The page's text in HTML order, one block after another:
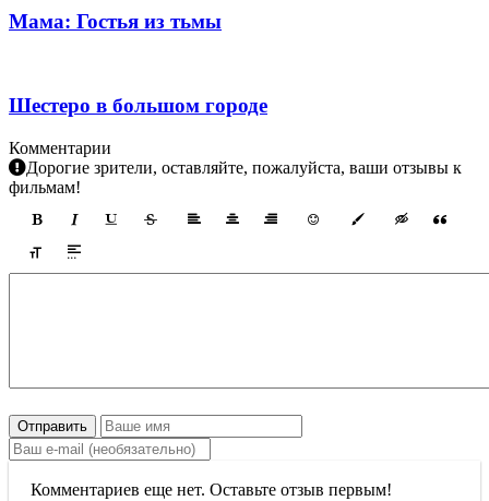
Мама: Гостья из тьмы
Шестеро в большом городе
Комментарии
Дорогие зрители, оставляйте, пожалуйста, ваши отзывы к
фильмам!
Отправить
Комментариев еще нет. Оставьте отзыв первым!